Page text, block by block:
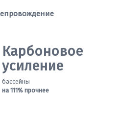
Карбоновое
усиление
бассейны
на 111% прочнее